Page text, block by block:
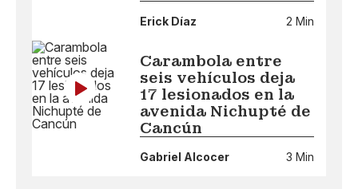
Erick Díaz 2 Min
Carambola entre
seis vehículos deja
17 lesionados en la
avenida Nichupté de
Cancún
Gabriel Alcocer 3 Min